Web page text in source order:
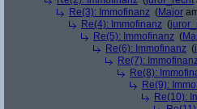
Re(3): Immofinanz (Major
Re(4): Immofinanz (
Re(5): Immofinanz (
Re(6): Immofinanz (
Re(7):
Re(8):
Re(9):
Re(10):